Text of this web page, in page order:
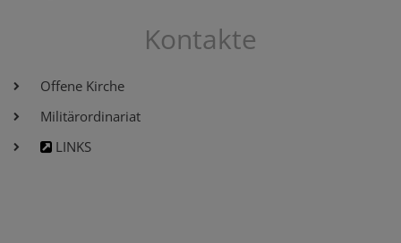
Kontakte
Offene Kirche
Militärordinariat
LINKS